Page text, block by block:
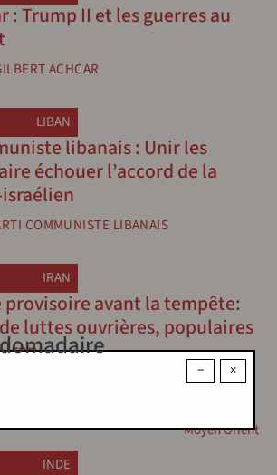
: Trump II et les guerres au
ACHCAR
LIBAN
libanais : Unir les
échouer l’accord de la
COMMUNISTE LIBANAIS
IRAN
provisoire avant la tempête:
luttes ouvrières, populaires
Iran
Moyen Orient
INDE
×
−